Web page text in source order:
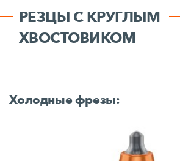
РЕЗЦЫ С КРУГЛЫМ
ХВОСТОВИКОМ
Холодные фрезы: